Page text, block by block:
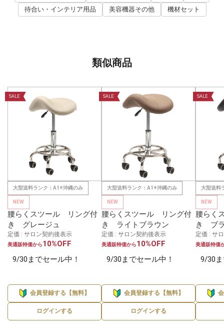
待合い・インテリア用品
美容機器その他 機材セット
類似商品
SALE
大型送料ランク：A1※沖縄のみ
NEW
腰らくスツール リング付
き グレージュ
定価 : サロン契約後表示
美通販特価から10%OFF
9/30までセール中！
会員登録する【無料】
ログインする
SALE
大型送料ランク：A1※沖縄のみ
NEW
腰らくスツール リング付
き ライトブラウン
定価 : サロン契約後表示
美通販特価から10%OFF
9/30までセール中！
会員登録する【無料】
ログインする
SALE
大型送料
NEW
腰らく
き ブ
定価 : サ
美通販特価
9/30